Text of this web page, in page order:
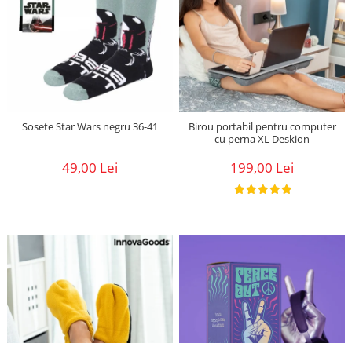
Sosete Star Wars negru 36-41
49,00 Lei
Birou portabil pentru computer
cu perna XL Deskion
199,00 Lei